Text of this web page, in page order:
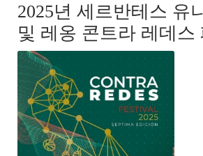
2025년 세르반테스 유
및 레옹 콘트라 레데스